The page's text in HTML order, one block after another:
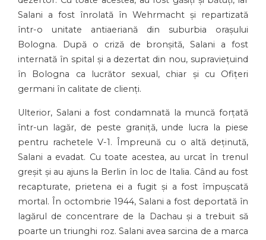
Salani a fost înrolată în Wehrmacht și repartizată
într-o unitate antiaeriană din suburbia orașului
Bologna. După o criză de bronșită, Salani a fost
internată în spital și a dezertat din nou, supraviețuind
în Bologna ca lucrător sexual, chiar și cu Ofițeri
germani în calitate de clienți.
Ulterior, Salani a fost condamnată la muncă forțată
într-un lagăr, de peste graniță, unde lucra la piese
pentru rachetele V-1. Împreună cu o altă deținută,
Salani a evadat. Cu toate acestea, au urcat în trenul
greșit și au ajuns la Berlin în loc de Italia. Când au fost
recapturate, prietena ei a fugit și a fost împușcată
mortal. În octombrie 1944, Salani a fost deportată în
lagărul de concentrare de la Dachau și a trebuit să
poarte un triunghi roz. Salani avea sarcina de a marca